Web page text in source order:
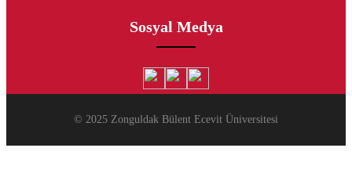
Sosyal Medya
© 2025 Zonguldak Bülent Ecevit Üniversitesi